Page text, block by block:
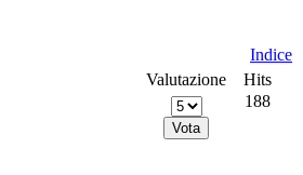
Indice
Valutazione
Hits
188